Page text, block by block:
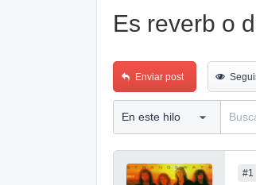
Es reverb o
Enviar post
#1